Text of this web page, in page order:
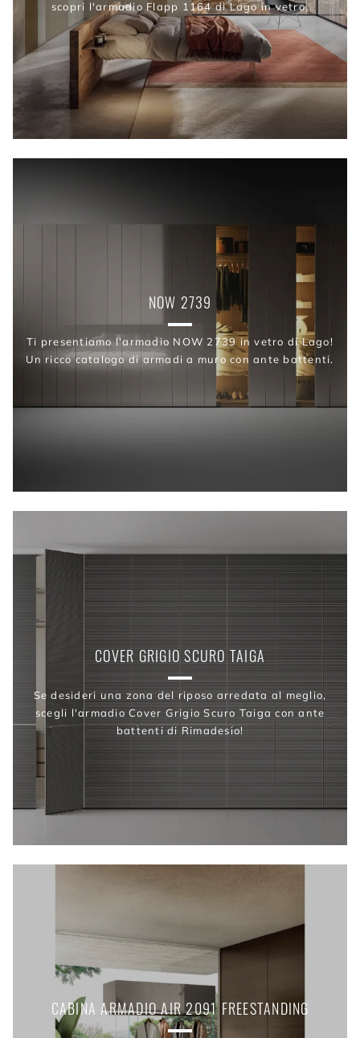
scopri l'armadio Flapp 1164 di Lago in vetro.
NOW 2739
Ti presentiamo l'armadio NOW 2739 in vetro di Lago!
Un ricco catalogo di armadi a muro con ante battenti.
COVER GRIGIO SCURO TAIGA
Se desideri una zona del riposo arredata al meglio,
scegli l'armadio Cover Grigio Scuro Taiga con ante
battenti di Rimadesio!
CABINA ARMADIO AIR 2091 FREESTANDING